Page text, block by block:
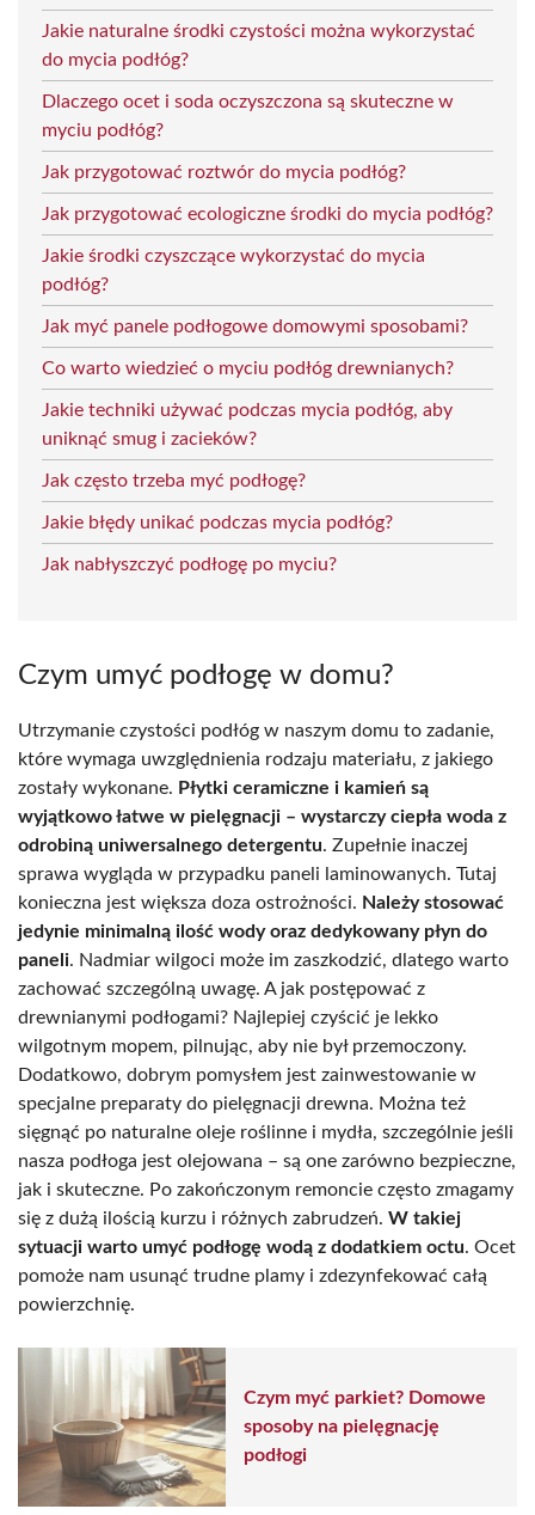
Jakie naturalne środki czystości można wykorzystać
do mycia podłóg?
Dlaczego ocet i soda oczyszczona są skuteczne w
myciu podłóg?
Jak przygotować roztwór do mycia podłóg?
Jak przygotować ecologiczne środki do mycia podłóg?
Jakie środki czyszczące wykorzystać do mycia
podłóg?
Jak myć panele podłogowe domowymi sposobami?
Co warto wiedzieć o myciu podłóg drewnianych?
Jakie techniki używać podczas mycia podłóg, aby
uniknąć smug i zacieków?
Jak często trzeba myć podłogę?
Jakie błędy unikać podczas mycia podłóg?
Jak nabłyszczyć podłogę po myciu?
Czym umyć podłogę w domu?
Utrzymanie czystości podłóg w naszym domu to zadanie,
które wymaga uwzględnienia rodzaju materiału, z jakiego
zostały wykonane. Płytki ceramiczne i kamień są
wyjątkowo łatwe w pielęgnacji – wystarczy ciepła woda z
odrobiną uniwersalnego detergentu. Zupełnie inaczej
sprawa wygląda w przypadku paneli laminowanych. Tutaj
konieczna jest większa doza ostrożności. Należy stosować
jedynie minimalną ilość wody oraz dedykowany płyn do
paneli. Nadmiar wilgoci może im zaszkodzić, dlatego warto
zachować szczególną uwagę. A jak postępować z
drewnianymi podłogami? Najlepiej czyścić je lekko
wilgotnym mopem, pilnując, aby nie był przemoczony.
Dodatkowo, dobrym pomysłem jest zainwestowanie w
specjalne preparaty do pielęgnacji drewna. Można też
sięgnąć po naturalne oleje roślinne i mydła, szczególnie jeśli
nasza podłoga jest olejowana – są one zarówno bezpieczne,
jak i skuteczne. Po zakończonym remoncie często zmagamy
się z dużą ilością kurzu i różnych zabrudzeń. W takiej
sytuacji warto umyć podłogę wodą z dodatkiem octu. Ocet
pomoże nam usunąć trudne plamy i zdezynfekować całą
powierzchnię.
Czym myć parkiet? Domowe
sposoby na pielęgnację
podłogi